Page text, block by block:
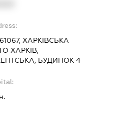
ХАРКІВСЬКА
ХАРКІВ,
БУДИНОК 4